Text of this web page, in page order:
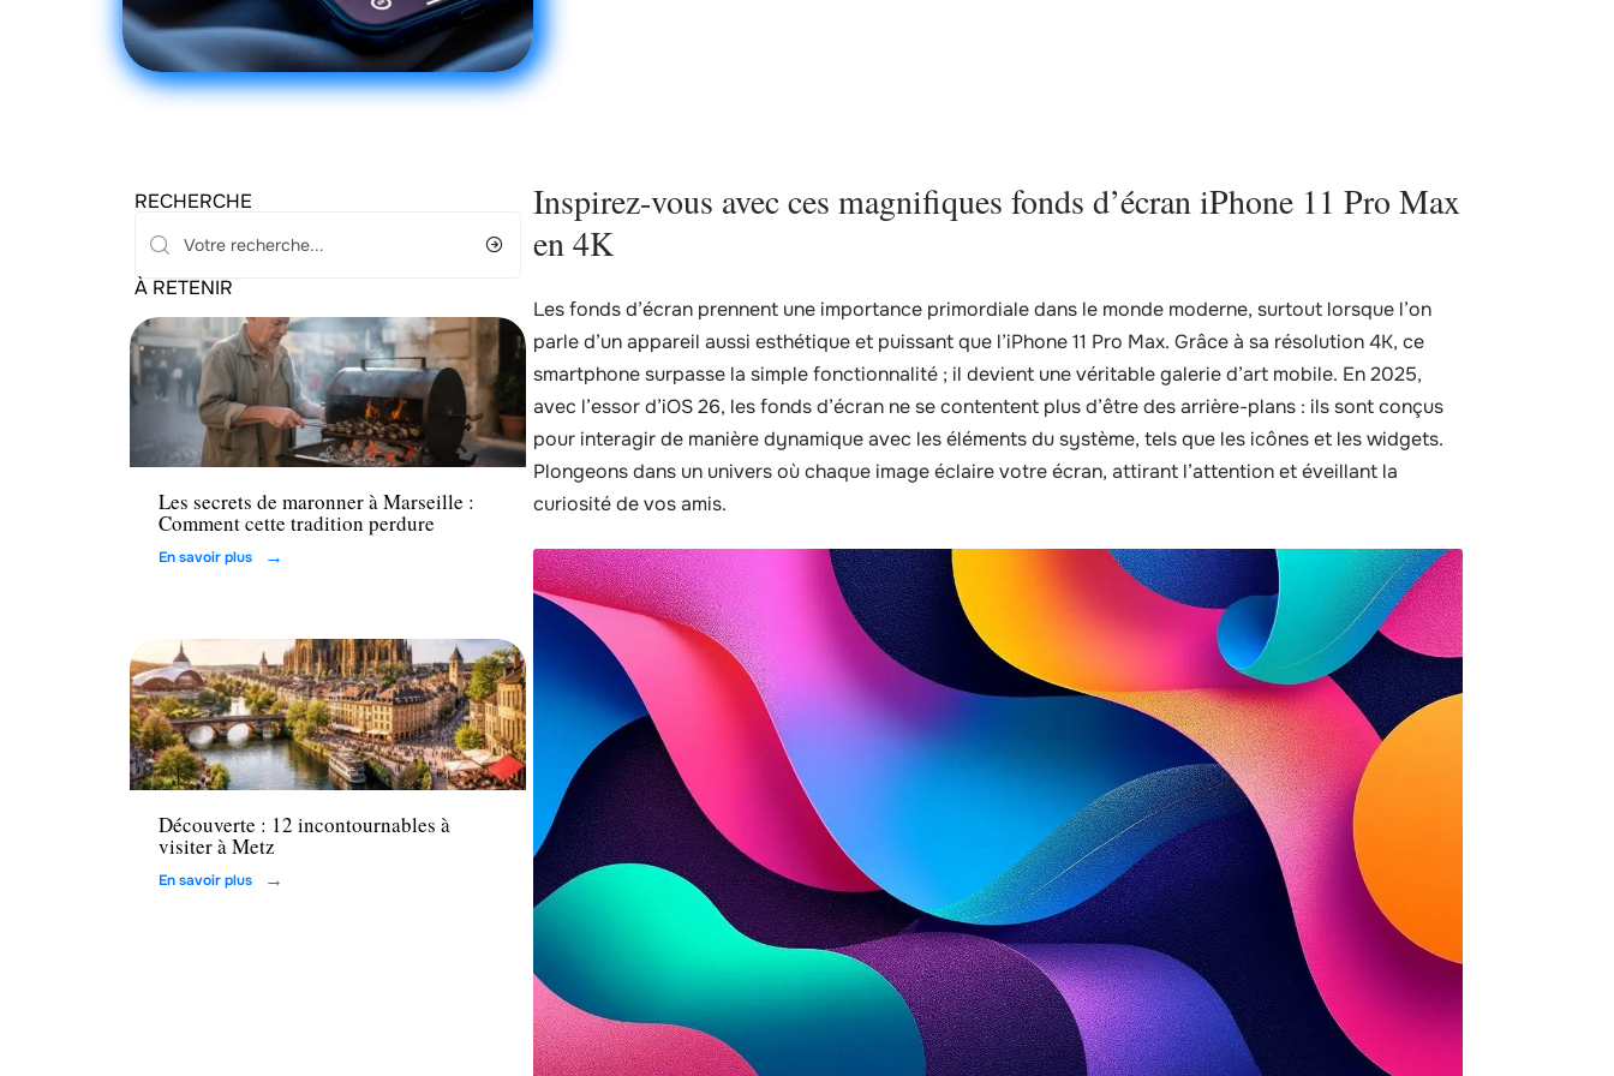
RECHERCHE
À RETENIR
Loisirs
Les secrets de maronner à Marseille :
Comment cette tradition perdure
En savoir plus
Loisirs
Découverte : 12 incontournables à
visiter à Metz
En savoir plus
Inspirez-vous avec ces magnifiques fonds d’écran iPhone 11 Pro Max
en 4K
Les fonds d’écran prennent une importance primordiale dans le monde moderne, surtout lorsque l’on
parle d’un appareil aussi esthétique et puissant que l’iPhone 11 Pro Max. Grâce à sa résolution 4K, ce
smartphone surpasse la simple fonctionnalité ; il devient une véritable galerie d’art mobile. En 2025,
avec l’essor d’iOS 26, les fonds d’écran ne se contentent plus d’être des arrière-plans : ils sont conçus
pour interagir de manière dynamique avec les éléments du système, tels que les icônes et les widgets.
Plongeons dans un univers où chaque image éclaire votre écran, attirant l’attention et éveillant la
curiosité de vos amis.